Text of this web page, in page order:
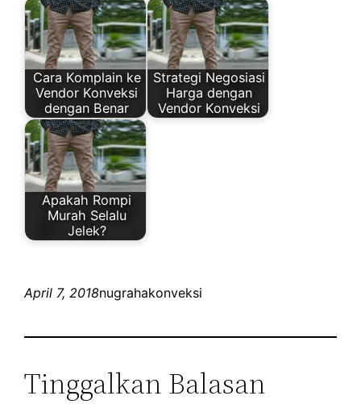
Cara Komplain ke
Vendor Konveksi
dengan Benar
Strategi Negosiasi
Harga dengan
Vendor Konveksi
Apakah Rompi
Murah Selalu
Jelek?
April 7, 2018nugrahakonveksi
Tinggalkan Balasan